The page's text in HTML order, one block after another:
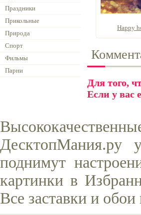
Праздники
Прикольные
Природа
Спорт
Фильмы
Парни
Happy
Для того,
Если у вас
ДесктопМания.ру
поднимут
картинки в
Все заставки и